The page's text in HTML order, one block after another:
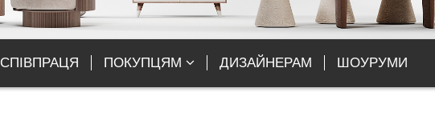
СПІВПРАЦЯ ПОКУПЦЯМ ДИЗАЙНЕРАМ ШОУРУМИ